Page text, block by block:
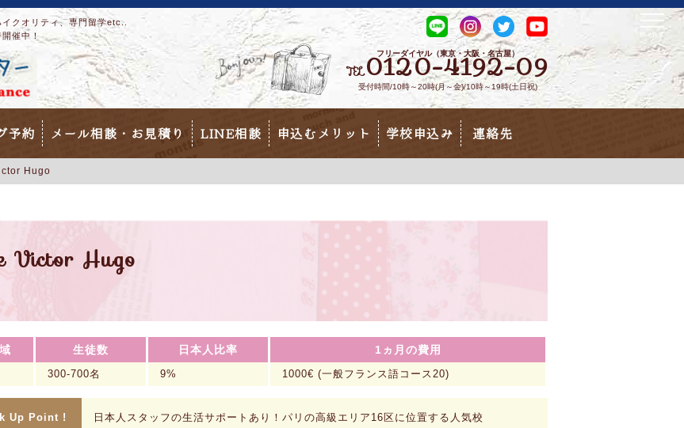
クオリティ、専門留学etc..
催中！
フリーダイヤル（東京・大阪・名古屋）
TEL0120-4192-09
受付時間/10時～20時(月～金)/10時～19時(土日祝)
予約 メール相談・お見積り LINE相談 申込むメリット 学校申込み 連絡先
Hugo
Victor Hugo
生徒数 日本人比率 1ヵ月の費用
300-700名 9% 1000€ (一般フランス語コース20)
Up Point ! 日本人スタッフの生活サポートあり！パリの高級エリア16区に位置する人気校